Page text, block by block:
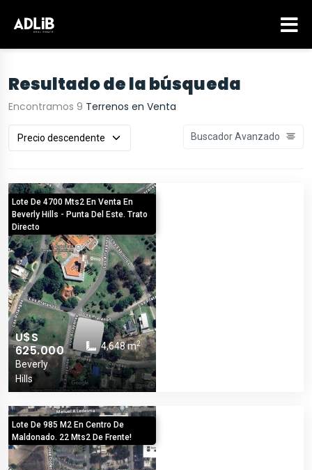
Resultado de la búsqueda
Encontramos 9 Terrenos en Venta
Buscador Avanzado
Lote De 4700 Mts2 En Venta En
Beverly Hills - Punta Del Este. Trato
Directo
U$S
625.000
Beverly
Hills
4,648 m2
Lote De 985 M2 En Centro De
Maldonado. 22 Mts2 De Frente!